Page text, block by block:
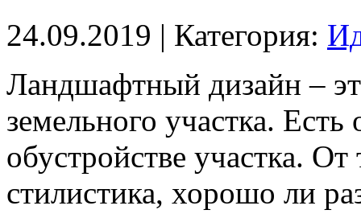
24.09.2019 | Категория:
Ландшафтный дизайн –
земельного участка. Есть
обустройстве участка.
стилистика, хорошо ли